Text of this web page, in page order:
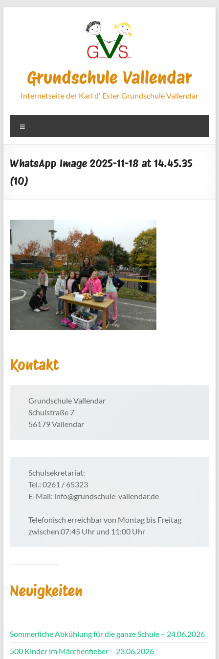
Grundschule Vallendar
Internetseite der Karl d' Ester Grundschule Vallendar
WhatsApp Image 2025-11-18 at 14.45.35
(10)
Kontakt
Grundschule Vallendar
Schulstraße 7
56179 Vallendar
Schulsekretariat:
Tel.: 0261 / 65323
E-Mail: info@grundschule-vallendar.de
Telefonisch erreichbar von Montag bis Freitag
zwischen 07:45 Uhr und 11:00 Uhr
Neuigkeiten
Sommerliche Abkühlung für die ganze Schule – 24.06.2026
500 Kinder im Märchenfieber – 23.06.2026